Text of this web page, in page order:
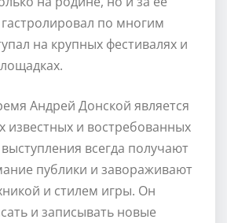
по многим
на крупных фестивалях и
Андрей Донской является
известных и востребованных
всегда получают
публики и завораживают
и стилем игры. Он
и записывать новые